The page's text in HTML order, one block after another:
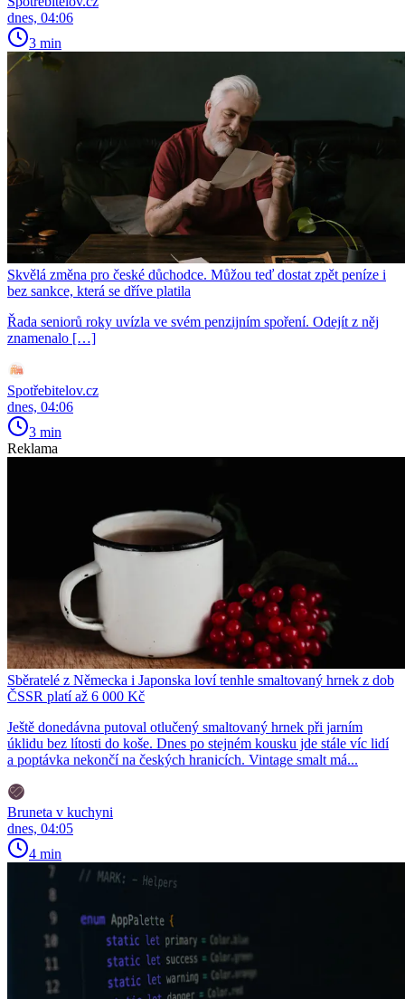
dnes, 04:06
3 min
Skvělá změna pro české důchodce. Můžou teď dostat zpět peníze i
bez sankce, která se dříve platila
Řada seniorů roky uvízla ve svém penzijním spoření. Odejít z něj
znamenalo […]
Spotřebitelov.cz
dnes, 04:06
3 min
Reklama
Sběratelé z Německa i Japonska loví tenhle smaltovaný hrnek z dob
ČSSR platí až 6 000 Kč
Ještě donedávna putoval otlučený smaltovaný hrnek při jarním
úklidu bez lítosti do koše. Dnes po stejném kousku jde stále víc lidí
a poptávka nekončí na českých hranicích. Vintage smalt má...
Bruneta v kuchyni
dnes, 04:05
4 min